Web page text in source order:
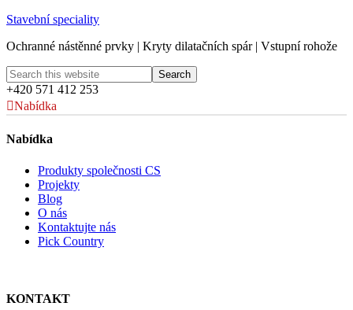
Stavební speciality
Ochranné nástěnné prvky | Kryty dilatačních spár | Vstupní rohože
+420 571 412 253
Nabídka
Nabídka
Produkty společnosti CS
Projekty
Blog
O nás
Kontaktujte nás
Pick Country
KONTAKT